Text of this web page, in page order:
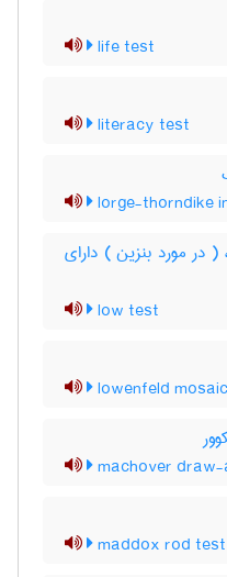
life test
literacy test
lorge-thorndike
در مورد بنزین ) دارای
low test
lowenfeld
machover
maddox rod test